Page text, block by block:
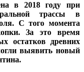
в 2018 году при
трассы в
С того момента
За это время
остатков древних
выявить новый